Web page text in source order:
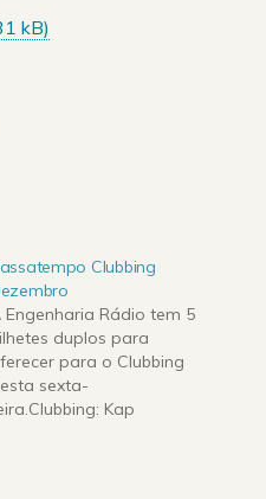
kB)
Clubbing
Engenharia Rádio tem 5
duplos para
para o Clubbing
sexta-
Kap